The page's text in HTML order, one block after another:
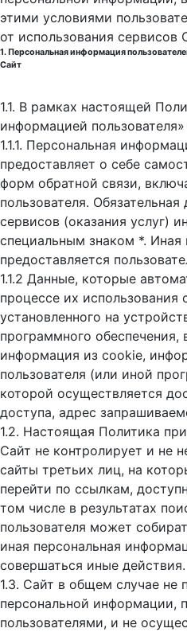
этими условиями
от использования сервисов
1. Персональная информация
Сайт
1.1. В рамках настоящей
информацией
1.1.1. Персональная
предоставляет о себе
форм обратной связи,
пользователя.
сервисов (оказания услуг)
специальным знаком *.
предоставляется
1.1.2 Данные, которые
процессе их
установленного на
программного обеспечения,
информация из cookie,
пользователя (или иной
которой осуществляется
доступа, адрес
1.2. Настоящая Политика
Сайт не контролирует и не
сайты третьих лиц, на
перейти по ссылкам,
том числе в результатах
пользователя может
иная персональная
совершаться иные действия.
1.3. Сайт в общем случае не
персональной информации,
пользователями, и не